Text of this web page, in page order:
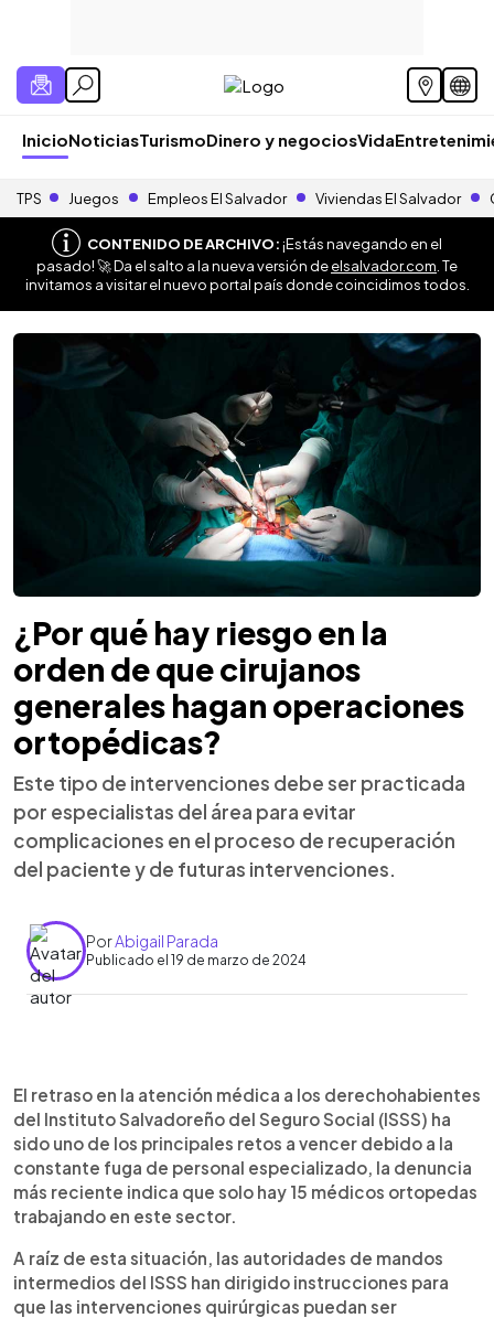
InicioNoticiasTurismoDinero y negociosVida
TPS Juegos Empleos El Salvador Viviendas El Salvador
CONTENIDO DE ARCHIVO:¡Estás navegando en el
pasado! 🚀 Da el salto a la nueva versión deelsalvador.com . Te
invitamos a visitar el nuevo portal país donde coincidimos todos.
¿Por qué hay riesgo en la
orden de que cirujanos
generales hagan operaciones
ortopédicas?
Este tipo de intervenciones debe ser practicada
por especialistas del área para evitar
complicaciones en el proceso de recuperación
del paciente y de futuras intervenciones.
PorAbigail Parada
Publicado el 19 de marzo de 2024
Escuchar artículo
El retraso en la atención médica a los derechohabientes
del Instituto Salvadoreño del Seguro Social (ISSS) ha
sido uno de los principales retos a vencer debido a la
constante fuga de personal especializado, la denuncia
más reciente indica que solo hay 15 médicos ortopedas
trabajando en este sector.
A raíz de esta situación, las autoridades de mandos
intermedios del ISSS han dirigido instrucciones para
que las intervenciones quirúrgicas puedan ser